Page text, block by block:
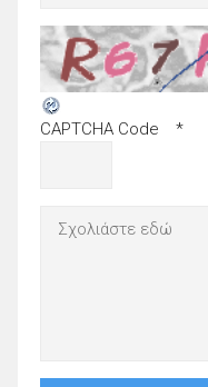
CAPTCHA Code *